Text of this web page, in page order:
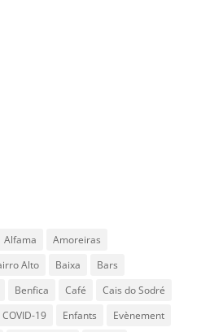
Alfama
Amoreiras
Alto Baixa
Bars
Benfica Café
Cais do Sodré
COVID-19 Enfants
Evènement